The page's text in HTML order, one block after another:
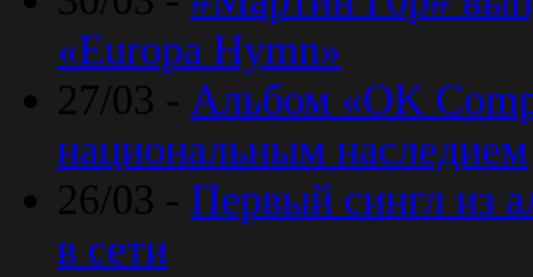
«Europa Hymn»
27/03 - Альбом «OK
национальным наследием
26/03 - Первый сингл из
в сети